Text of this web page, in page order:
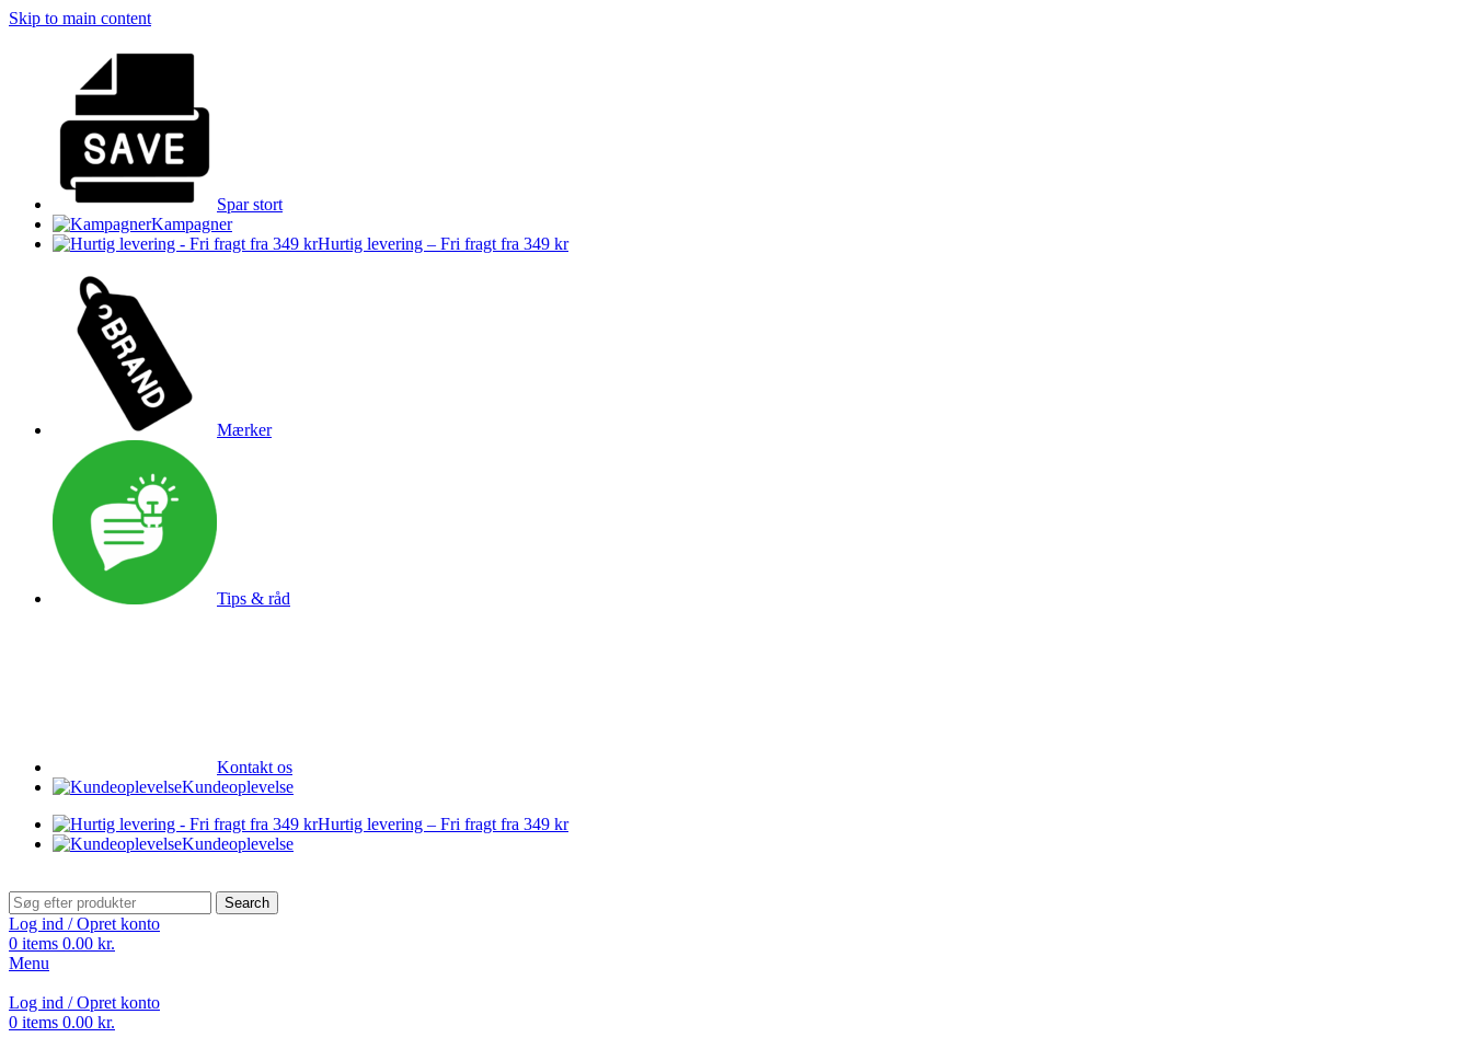
Skip to main content
Spar stort
Kampagner
Hurtig levering – Fri fragt fra 349 kr
Mærker
Tips & råd
Kontakt os
Kundeoplevelse
Hurtig levering – Fri fragt fra 349 kr
Kundeoplevelse
Search
Log ind / Opret konto
0 items 0.00 kr.
Menu
Log ind / Opret konto
0 items 0.00 kr.